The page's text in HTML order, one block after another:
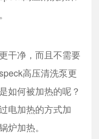
干净，而且不需要
高压清洗泵更
如何被加热的呢？
电加热的方式加
炉加热。